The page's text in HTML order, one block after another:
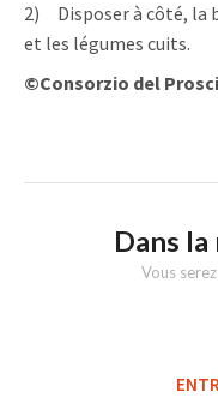
2) Disposer à côté, la
et les légumes cuits.
©Consorzio del
Dans
Vous